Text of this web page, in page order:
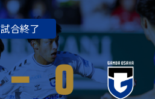
試合終了
- 0